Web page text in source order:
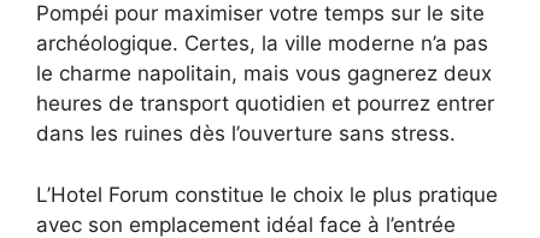
Pompéi pour maximiser votre temps sur le site
archéologique. Certes, la ville moderne n’a pas
le charme napolitain, mais vous gagnerez deux
heures de transport quotidien et pourrez entrer
dans les ruines dès l’ouverture sans stress.
L’Hotel Forum constitue le choix le plus pratique
avec son emplacement idéal face à l’entrée